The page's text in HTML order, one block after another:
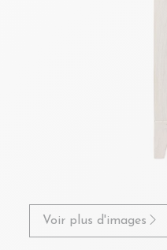
Voir plus d'images